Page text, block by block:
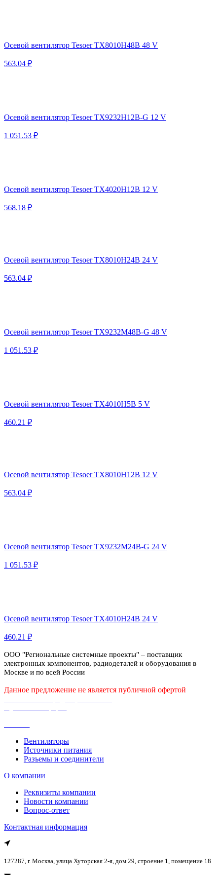
Осевой вентилятор Tesoer TX8010H48B 48 V
563.04 ₽
Осевой вентилятор Tesoer TX9232H12B-G 12 V
1 051.53 ₽
Осевой вентилятор Tesoer TX4020H12B 12 V
568.18 ₽
Осевой вентилятор Tesoer TX8010H24B 24 V
563.04 ₽
Осевой вентилятор Tesoer TX9232M48B-G 48 V
1 051.53 ₽
Осевой вентилятор Tesoer TX4010H5B 5 V
460.21 ₽
Осевой вентилятор Tesoer TX8010H12B 12 V
563.04 ₽
Осевой вентилятор Tesoer TX9232M24B-G 24 V
1 051.53 ₽
Осевой вентилятор Tesoer TX4010H24B 24 V
460.21 ₽
ООО "Региональные системные проекты" – поставщик
электронных компонентов, радиодеталей и оборудования в
Москве и по всей России
Данное предложение не является публичной офертой
Вентиляторы
Источники питания
Разъемы и соединители
О компании
Реквизиты компании
Новости компании
Вопрос-ответ
Контактная информация
127287, г. Москва, улица Хуторская 2-я, дом 29, строение 1, помещение 18